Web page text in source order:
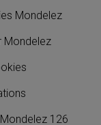
Mondelez
Mondelez
126